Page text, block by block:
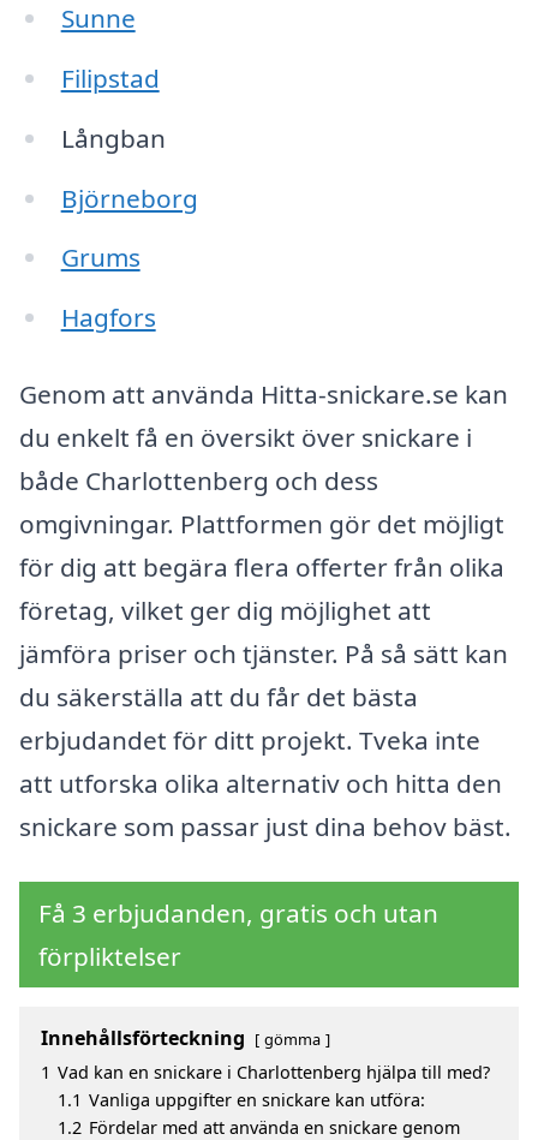
Sunne
Filipstad
Långban
Björneborg
Grums
Hagfors
Genom att använda Hitta-snickare.se kan
du enkelt få en översikt över snickare i
både Charlottenberg och dess
omgivningar. Plattformen gör det möjligt
för dig att begära flera offerter från olika
företag, vilket ger dig möjlighet att
jämföra priser och tjänster. På så sätt kan
du säkerställa att du får det bästa
erbjudandet för ditt projekt. Tveka inte
att utforska olika alternativ och hitta den
snickare som passar just dina behov bäst.
Få 3 erbjudanden, gratis och utan
förpliktelser
Innehållsförteckning gömma
1 Vad kan en snickare i Charlottenberg hjälpa till med?
1.1 Vanliga uppgifter en snickare kan utföra:
1.2 Fördelar med att använda en snickare genom